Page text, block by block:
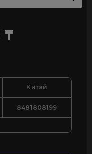
₸
Китай
8481808199